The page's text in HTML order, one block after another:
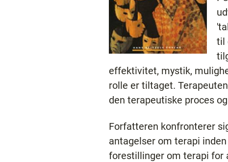
til
effektivitet, mystik,
rolle er tiltaget.
den terapeutiske proces
Forfatteren konfronterer
antagelser om terapi
forestillinger om terapi for